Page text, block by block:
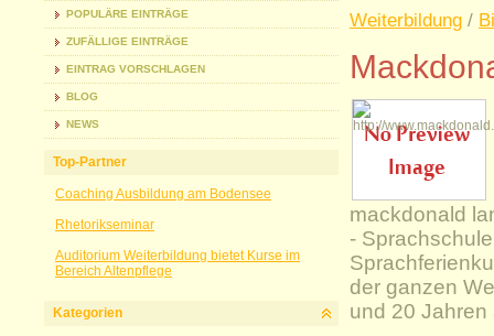
POPULÄRE EINTRÄGE
ZUFÄLLIGE EINTRÄGE
EINTRAG VORSCHLAGEN
BLOG
NEWS
Top-Partner
Coaching Ausbildung am Bodensee
Rhetorikseminar
Auditorium Weiterbildung bietet Kurse im
Bereich Altenpflege
Kategorien
Weiterbildung /
mackdonald
-
der ganzen
und 20 Jahren